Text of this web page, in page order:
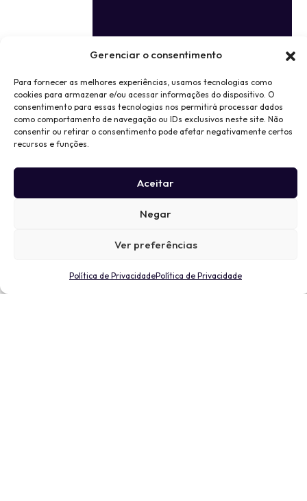
Gerenciar o consentimento
Para fornecer as melhores experiências, usamos tecnologias como
cookies para armazenar e/ou acessar informações do dispositivo. O
consentimento para essas tecnologias nos permitirá processar dados
como comportamento de navegação ou IDs exclusivos neste site. Não
consentir ou retirar o consentimento pode afetar negativamente certos
recursos e funções.
Aceitar
Negar
Ver preferências
Política de PrivacidadePolítica de Privacidade